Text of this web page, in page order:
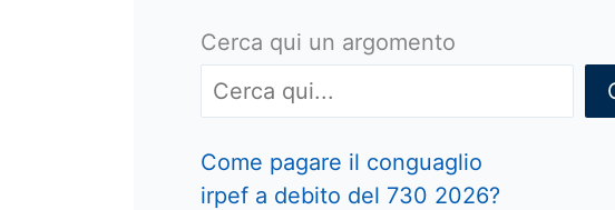
Cerca qui un argomento
Come pagare il conguaglio
irpef a debito del 730 2026?